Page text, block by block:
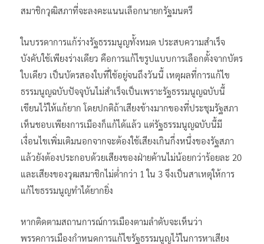
สมาชิกวุฒิสภาที่จะลงคะแนนเลือกนายกรัฐมนตรี
ในบรรดาการแก้ร่างรัฐธรรมนูญทั้งหมด ประสบความสำเร็จ
บังคับใช้เพียงร่างเดียว คือการแก้ไขรูปแบบการเลือกตั้งจากบัตร
ใบเดียว เป็นบัตรสองใบที่ใช้อยู่จนถึงวันนี้ เหตุผลที่การแก้ไข
ธรรมนูญฉบับปัจจุบันไม่สำเร็จเป็นเพราะรัฐธรรมนูญฉบับนี้
เขียนไว้ให้แก้ยาก โดยปกติถ้าเสียงข้างมากของที่ประชุมรัฐสภา
เห็นชอบเพียงการเมืองก็แก้ได้แล้ว แต่รัฐธรรมนูญฉบับนี้มี
เงื่อนไขเพิ่มเติมนอกจากจะต้องใช้เสียงเกินกึ่งหนึ่งของรัฐสภา
แล้วยังต้องประกอบด้วยเสียงของฝ่ายค้านไม่น้อยกว่าร้อยละ 20
และเสียงของวุฒสมาชิกไม่ต่ำกว่า 1 ใน 3 จึงเป็นสาเหตุให้การ
แก้ไขธรรมนูญทำได้ยากยิ่ง
หากติดตามสถานการณ์การเมืองตามลำดับจะเห็นว่า
พรรคการเมืองกำหนดการแก้ไขรัฐธรรมนูญไว้ในการหาเสียง